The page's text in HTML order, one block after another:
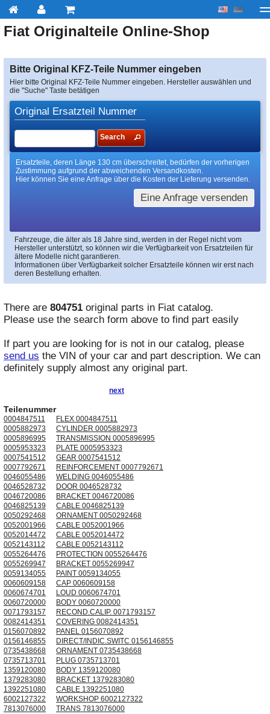
My account zur Kasse Über uns Kontakt
Fiat Originalteile Online-Shop
Bitte Original KFZ-Teile Nummer eingeben
Hier bitte Original KFZ-Teile Nummer eingeben. Hersteller auswählen und
die "Suche" Taste betätigen
Original Ersatzteil Nummer
Search
Ersatzteile, deren Länge 130 cm überschreitet, bedürfen der vorherigen
Zustimmung aufgrund der abweichenden Versandkosten.
Hier können Sie eine Anfrage über die Kosten der Lieferung versenden.
Eine Anfrage versenden
Fahrzeuge, die älter als 18 Jahre sind, werden in der Regel nicht vom
Hersteller unterstützt, so können wir die Verfügbarkeit von Ersatzteilen für
ältere Modelle nicht garantieren.
Informationen über Verfügbarkeit solcher Ersatzteile können wir erst nach
deren Bestellung erhalten.
There are 804751 original parts in Fiat catalog.
Please use the search form above to find part easily
If part you are looking for is not in our catalog, please
send us the VIN of your car and part description. We can
definitely supply almost any original part.
next
Teilenummer
0004847511
FLEX 0004847511
0005882973
CYLINDER 0005882973
0005896995
TRANSMISSION 0005896995
0005953323
PLATE 0005953323
0007541512
GEAR 0007541512
0007792671
REINFORCEMENT 0007792671
0046055486
WELDING 0046055486
0046528732
DOOR 0046528732
0046720086
BRACKET 0046720086
0046825139
CABLE 0046825139
0050292468
ORNAMENT 0050292468
0052001966
CABLE 0052001966
0052014472
CABLE 0052014472
0052143112
CABLE 0052143112
0055264476
PROTECTION 0055264476
0055269947
BRACKET 0055269947
0059134055
PAINT 0059134055
0060609158
CAP 0060609158
0060674701
LOUD 0060674701
0060720000
BODY 0060720000
0071793157
RECOND.CALIP. 0071793157
0082414351
COVERING 0082414351
0156070892
PANEL 0156070892
0156146855
DIRECT/INDIC.SWITC 0156146855
0735438668
ORNAMENT 0735438668
0735713701
PLUG 0735713701
1359120080
BODY 1359120080
1379283080
BRACKET 1379283080
1392251080
CABLE 1392251080
6002127322
WORKSHOP 6002127322
7813076000
TRANS 7813076000